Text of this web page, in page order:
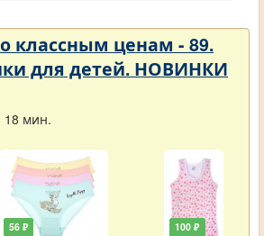
классным ценам - 89.
для детей. НОВИНКИ
18 мин.
56 ₽ 100 ₽